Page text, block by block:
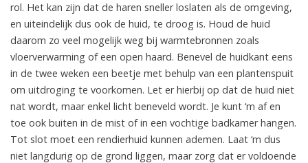
rol. Het kan zijn dat de haren sneller loslaten als de omgeving,
en uiteindelijk dus ook de huid, te droog is. Houd de huid
daarom zo veel mogelijk weg bij warmtebronnen zoals
vloerverwarming of een open haard. Benevel de huidkant eens
in de twee weken een beetje met behulp van een plantenspuit
om uitdroging te voorkomen. Let er hierbij op dat de huid niet
nat wordt, maar enkel licht beneveld wordt. Je kunt ‘m af en
toe ook buiten in de mist of in een vochtige badkamer hangen.
Tot slot moet een rendierhuid kunnen ademen. Laat ‘m dus
niet langdurig op de grond liggen, maar zorg dat er voldoende